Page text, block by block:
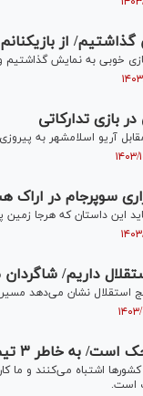
از
خوبی به نمایش گذاشتیم و
بازی تدارکاتی
اسلامشهر به پیروزی ۳ بر یک رسید.
سوپرجام در اراک
این داستان که هرجا زمین
داریم/ شاگردان
استقلال نشان می‌دهد
تیم لیگ را تعطیل نکنید
اشتباه می‌کنند و ما
است.